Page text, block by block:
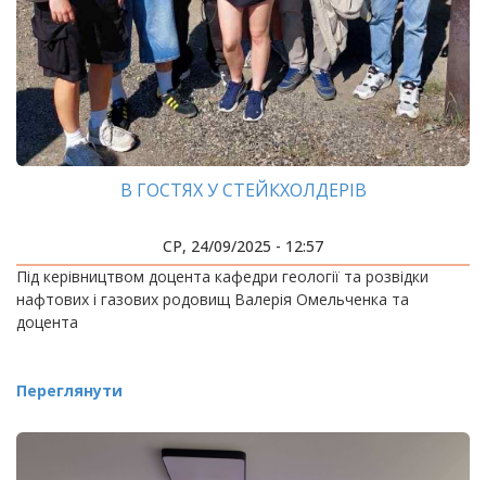
В ГОСТЯХ У СТЕЙКХОЛДЕРІВ
СР, 24/09/2025 - 12:57
Під керівництвом доцента кафедри геології та розвідки
нафтових і газових родовищ Валерія Омельченка та
доцента
Переглянути